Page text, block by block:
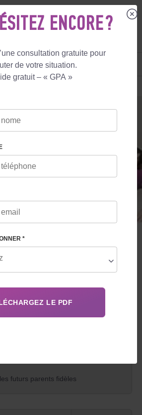
MATERNITÉ
futurs parents fidèles
ENCORE ?
consultation gratuite pour
de votre situation.
gratuit – « GPA »
*